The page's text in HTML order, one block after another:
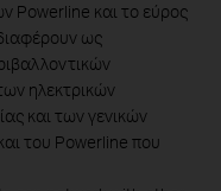
Powerline και το εύρος
ως
ηλεκτρικών
και των γενικών
του Powerline που